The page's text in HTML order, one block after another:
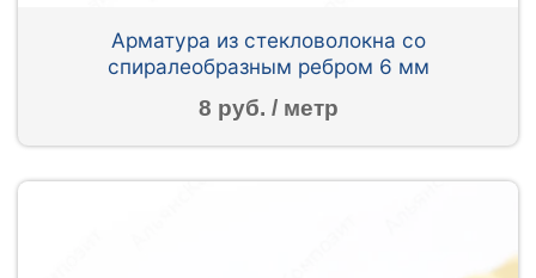
Арматура из стекловолокна со
спиралеобразным ребром 6 мм
8 руб. / метр